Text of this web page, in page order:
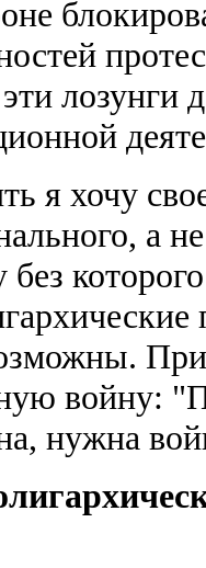
лозунги
я хочу
а
без
войну:
нужна